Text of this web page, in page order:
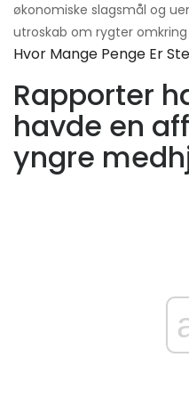
økonomiske slagsmål og
utroskab om rygter omkring
Hvor Mange Penge Er
Rapporter
havde en
yngre